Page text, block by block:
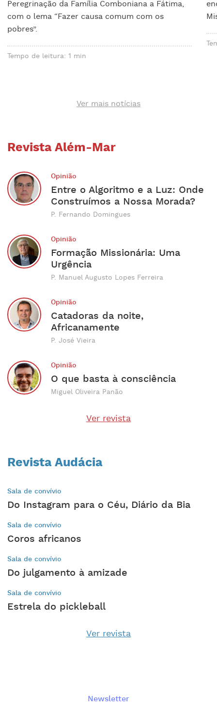
Revista Além-Mar
Opinião
Entre o Algoritmo e a Luz: Onde
Construímos a Nossa Morada?
P. Fernando Domingues
Opinião
Formação Missionária: Uma
Urgência
P. Manuel Augusto Lopes Ferreira
Opinião
Catadoras da noite,
Africanamente
P. José Vieira
Opinião
O que basta à consciência
Miguel Oliveira Panão
Ver revista
Revista Audácia
Sala de convívio
Do Instagram para o Céu, Diário da Bia
Sala de convívio
Coros africanos
Sala de convívio
Do julgamento à amizade
Sala de convívio
Estrela do pickleball
Ver revista
Peregrinação da Família Comboniana a Fátima,
com o lema “Fazer causa comum com os
pobres”.
Tempo de leitura: 1 min
Ver mais notícias
Newsletter